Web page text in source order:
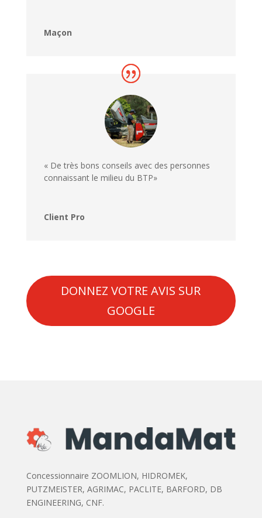
Maçon
« De très bons conseils avec des personnes
connaissant le milieu du BTP»
Client Pro
DONNEZ VOTRE AVIS SUR
GOOGLE
Concessionnaire ZOOMLION, HIDROMEK,
PUTZMEISTER, AGRIMAC, PACLITE, BARFORD, DB
ENGINEERING, CNF.